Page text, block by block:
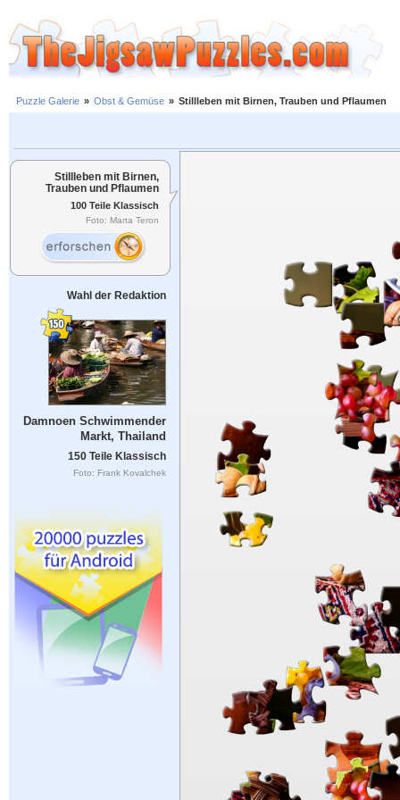
Puzzle Galerie » Obst & Gemüse » Stillleben mit Birnen, Trauben und Pflaumen
Stillleben mit Birnen,
Trauben und Pflaumen
100 Teile Klassisch
Foto: Marta Teron
Wahl der Redaktion
Damnoen Schwimmender
Markt, Thailand
150 Teile Klassisch
Foto: Frank Kovalchek